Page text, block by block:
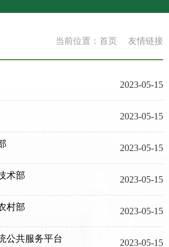
当前位置： 首页 友情链接
2023-05-15
2023-05-15
2023-05-15
术部 2023-05-15
村部 2023-05-15
公共服务平台 2023-05-15